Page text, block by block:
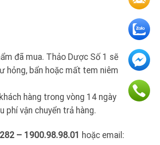
đã mua. Thảo Dược Số 1 sẽ
hỏng, bẩn hoặc mất tem niêm
hàng trong vòng 14 ngày
phí vận chuyển trả hàng.
– 1900.98.98.01 hoặc email: